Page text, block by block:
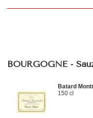
BOURGOGNE -
Batard
150 cl